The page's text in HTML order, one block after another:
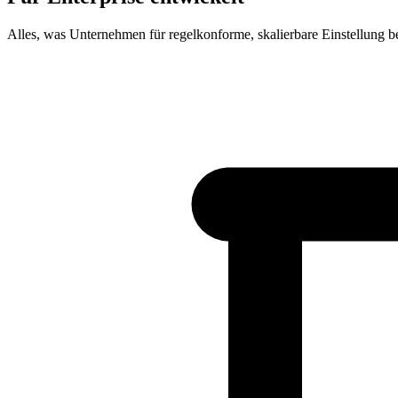
Alles, was Unternehmen für regelkonforme, skalierbare Einstellung